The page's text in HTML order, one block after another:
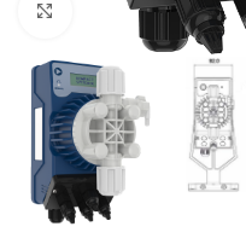
Click to enlarge